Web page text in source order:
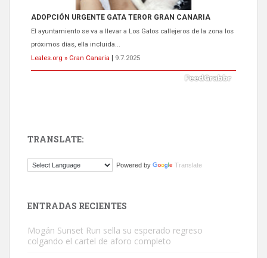
ADOPCIÓN URGENTE GATA TEROR GRAN CANARIA
El ayuntamiento se va a llevar a Los Gatos callejeros de la zona los
próximos días, ella incluida...
Leales.org » Gran Canaria
9.7.2025
Este gato macho ha aparecido en la calle hace menos de un mes,
TRANSLATE:
Powered by Translate
ENTRADAS RECIENTES
Mogán Sunset Run sella su esperado regreso
colgando el cartel de aforo completo